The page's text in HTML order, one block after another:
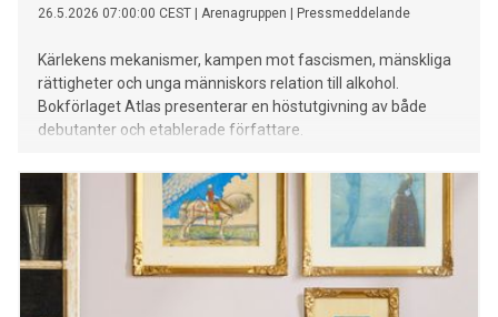
26.5.2026 07:00:00 CEST Arenagruppen Pressmeddelande
Kärlekens mekanismer, kampen mot fascismen, mänskliga
rättigheter och unga människors relation till alkohol.
Bokförlaget Atlas presenterar en höstutgivning av både
debutanter och etablerade författare.